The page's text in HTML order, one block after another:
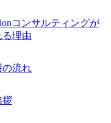
コンサルティングが
理由
の流れ
拶